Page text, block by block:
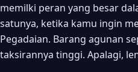
memilki peran yang besar
satunya, ketika kamu ingin
Pegadaian. Barang agunan
taksirannya tinggi. Apalagi,